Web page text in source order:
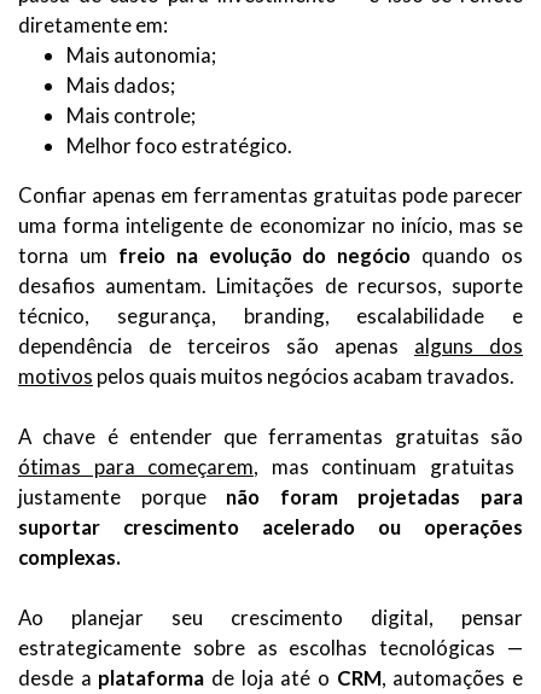
diretamente em:
Mais autonomia;
Mais dados;
Mais controle;
Melhor foco estratégico.
Confiar apenas em ferramentas gratuitas pode parecer
uma forma inteligente de economizar no início, mas se
torna um freio na evolução do negócio quando os
desafios aumentam. Limitações de recursos, suporte
técnico, segurança, branding, escalabilidade e
dependência de terceiros são apenas alguns dos
motivos pelos quais muitos negócios acabam travados.
A chave é entender que ferramentas gratuitas são
ótimas para começarem, mas continuam gratuitas
justamente porque não foram projetadas para
suportar crescimento acelerado ou operações
complexas.
Ao planejar seu crescimento digital, pensar
estrategicamente sobre as escolhas tecnológicas —
desde a plataforma de loja até o CRM, automações e